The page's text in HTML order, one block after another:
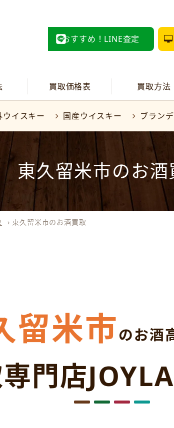
おすすめ！LINE査定
買取価格表 買取方法
ウイスキー 国産ウイスキー ブラン
東久留米市のお酒
› 東久留米市のお酒買取
留米市のお酒
門店